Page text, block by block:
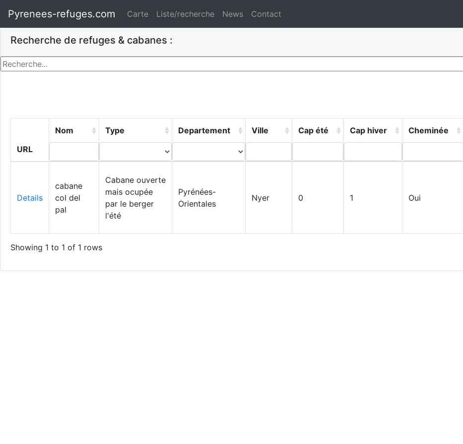
Pyrenees-refuges.com Carte Liste/recherche News Contact
Recherche de refuges & cabanes :
URL
Nom Type Departement Ville Cap été Cap hiver Cheminée
Details
cabane
col del
pal
Cabane ouverte
mais ocupée
par le berger
l'été
Pyrénées-
Orientales
Nyer 0 1 Oui
Showing 1 to 1 of 1 rows